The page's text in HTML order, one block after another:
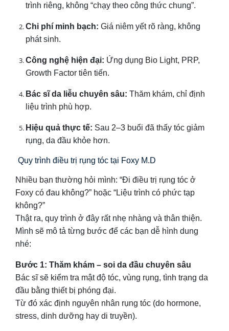
trình riêng, không “chạy theo công thức chung”.
Chi phí minh bạch: Giá niêm yết rõ ràng, không
phát sinh.
Công nghệ hiện đại: Ứng dụng Bio Light, PRP,
Growth Factor tiên tiến.
Bác sĩ da liễu chuyên sâu: Thăm khám, chỉ định
liệu trình phù hợp.
Hiệu quả thực tế: Sau 2–3 buổi đã thấy tóc giảm
rụng, da đầu khỏe hơn.
Quy trình điều trị rụng tóc tại Foxy M.D
Nhiều bạn thường hỏi mình: “Đi điều trị rụng tóc ở
Foxy có đau không?” hoặc “Liệu trình có phức tạp
không?”
Thật ra, quy trình ở đây rất nhẹ nhàng và thân thiện.
Mình sẽ mô tả từng bước để các bạn dễ hình dung
nhé:
Bước 1: Thăm khám – soi da đầu chuyên sâu
Bác sĩ sẽ kiểm tra mật độ tóc, vùng rụng, tình trạng da
đầu bằng thiết bị phóng đại.
Từ đó xác định nguyên nhân rụng tóc (do hormone,
stress, dinh dưỡng hay di truyền).